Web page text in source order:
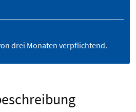
drei Monaten verpflichtend.